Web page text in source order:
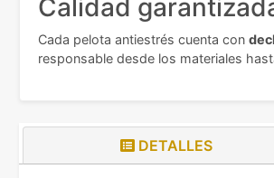
Calidad
Cada pelota antiestrés cuenta con
responsable desde los materiales
DETALLES